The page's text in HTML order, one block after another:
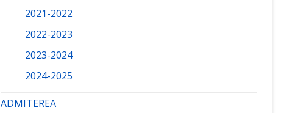
2021-2022
2022-2023
2023-2024
2024-2025
ADMITEREA